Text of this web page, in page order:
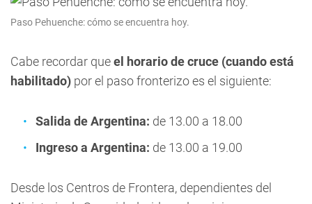
Paso Pehuenche: cómo se encuentra hoy.
Cabe recordar queel horario de cruce (cuando está
habilitado) por el paso fronterizo es el siguiente:
Salida de Argentina: de 13.00 a 18.00
Ingreso a Argentina: de 13.00 a 19.00
Desde los Centros de Frontera, dependientes del